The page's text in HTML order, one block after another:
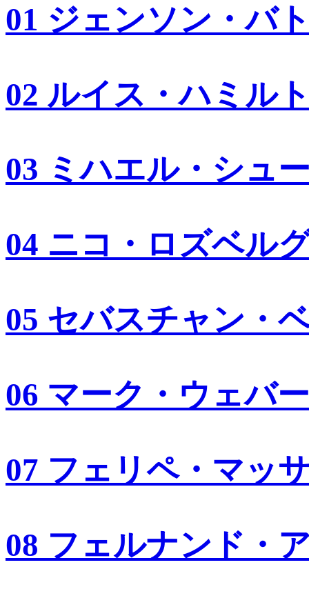
01 ジェンソン・バ
02 ルイス・ハミル
03 ミハエル・シュ
04 ニコ・ロズベル
05 セバスチャン・
06 マーク・ウェバー
07 フェリペ・マッ
08 フェルナンド・